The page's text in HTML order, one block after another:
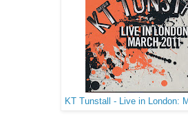
KT Tunstall - Live in London: